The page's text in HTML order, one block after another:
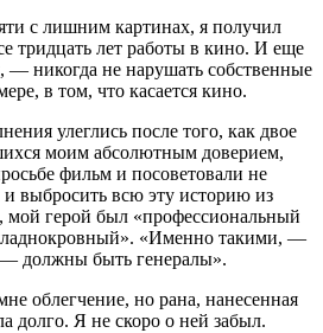
с лишним картинах, я получил
тридцать лет работы в кино. И еще
— никогда не нарушать собственные
в том, что касается кино.
улеглись после того, как двое
моим абсолютным доверием,
фильм и посоветовали не
выбросить всю эту историю из
герой был «профессиональный
«Именно такими, —
должны быть генералы».
облегчение, но рана, нанесенная
долго. Я не скоро о ней забыл.